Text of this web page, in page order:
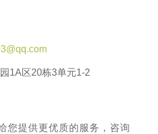
1A区20栋3单元1-2
您提供更优质的服务，咨询